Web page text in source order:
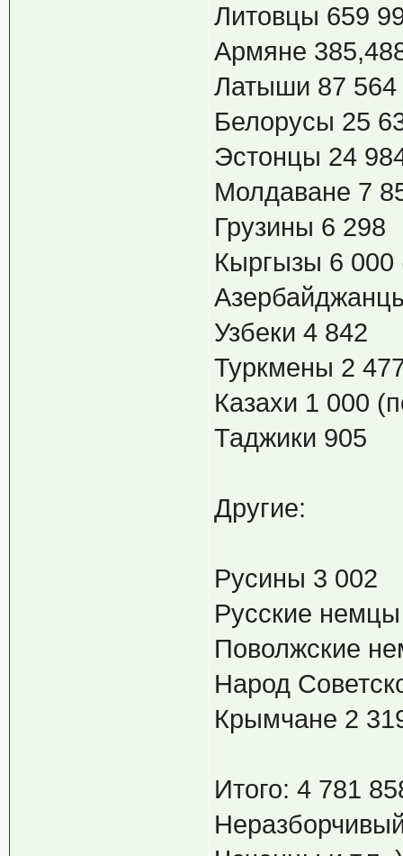
Литовцы 659
Армяне
Латыши 87 564
Белорусы 25
Эстонцы 24
Молдаване 7
Грузины 6 298
Кыргызы 6
Узбеки 4 842
Туркмены 2
Казахи 1 000
Таджики 905
Другие:
Русины 3 002
Русские
Поволжские
Народ
Крымчане 2
Итого: 4 781